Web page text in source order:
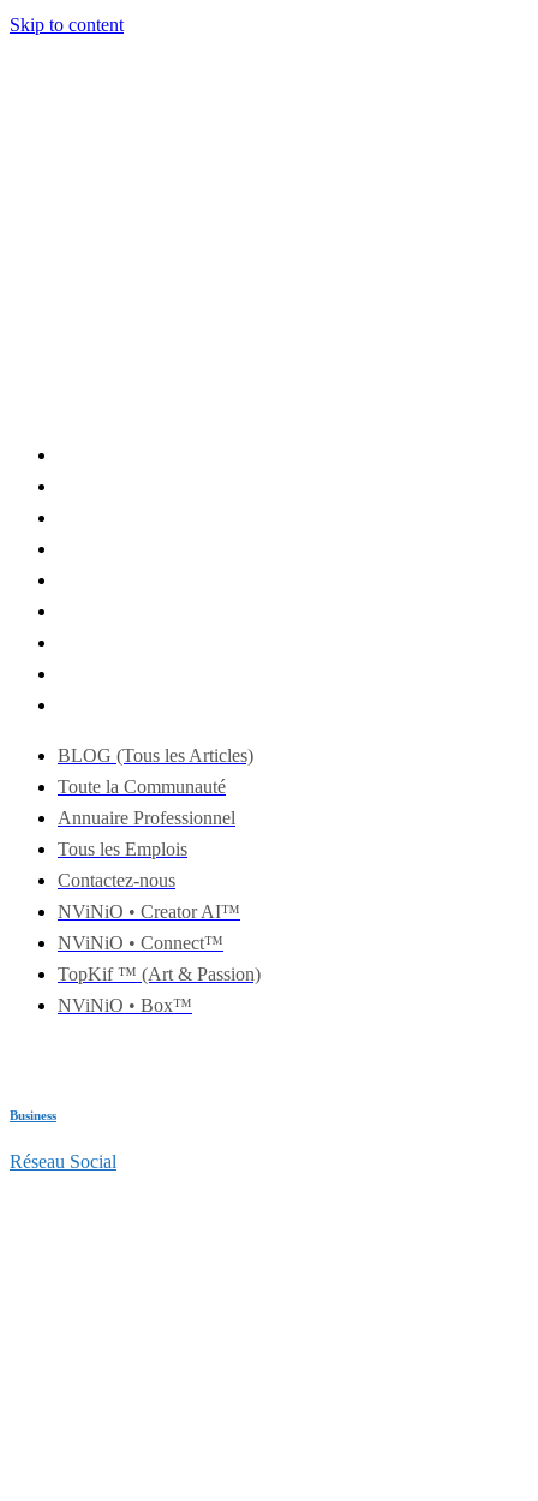
Skip to content
BLOG (Tous les Articles)
Toute la Communauté
Annuaire Professionnel
Tous les Emplois
Contactez-nous
NViNiO • Creator AI™
NViNiO • Connect™
TopKif ™ (Art & Passion)
NViNiO • Box™
Business
Réseau Social